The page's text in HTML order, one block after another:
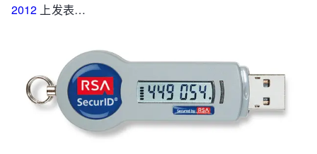
2012 上发表…